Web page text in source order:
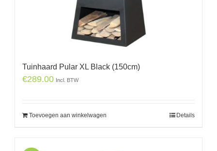
Tuinhaard Pular XL Black (150cm)
€289.00 Incl. BTW
Toevoegen aan winkelwagen Details